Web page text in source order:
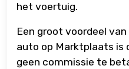
het voertuig.
Een groot voordeel
auto op Marktplaats is
geen commissie te